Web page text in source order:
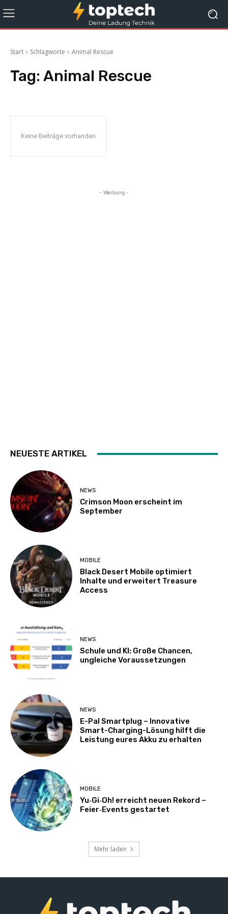
Start Schlagworte Animal Rescue
Tag: Animal Rescue
Keine Beiträge vorhanden
- Werbung -
NEUESTE ARTIKEL
NEWS
Crimson Moon erscheint im
September
MOBILE
Black Desert Mobile optimiert
Inhalte und erweitert Treasure
Access
NEWS
Schule und KI: Große Chancen,
ungleiche Voraussetzungen
NEWS
E-Pal Smartplug – Innovative
Smart-Charging-Lösung hilft die
Leistung eures Akku zu erhalten
MOBILE
Yu‑Gi‑Oh! erreicht neuen Rekord –
Feier‑Events gestartet
Mehr laden